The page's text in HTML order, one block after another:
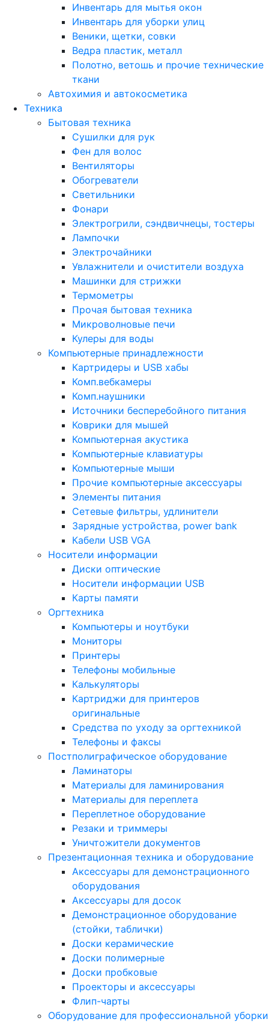
Инвентарь для мытья окон
Инвентарь для уборки улиц
Веники, щетки, совки
Ведра пластик, металл
Полотно, ветошь и прочие технические
ткани
Автохимия и автокосметика
Техника
Бытовая техника
Сушилки для рук
Фен для волос
Вентиляторы
Обогреватели
Светильники
Фонари
Электрогрили, сэндвичнецы, тостеры
Лампочки
Электрочайники
Увлажнители и очистители воздуха
Машинки для стрижки
Термометры
Прочая бытовая техника
Микроволновые печи
Кулеры для воды
Компьютерные принадлежности
Картридеры и USB хабы
Комп.вебкамеры
Комп.наушники
Источники бесперебойного питания
Коврики для мышей
Компьютерная акустика
Компьютерные клавиатуры
Компьютерные мыши
Прочие компьютерные аксессуары
Элементы питания
Сетевые фильтры, удлинители
Зарядные устройства, power bank
Кабели USB VGA
Носители информации
Диски оптические
Носители информации USB
Карты памяти
Оргтехника
Компьютеры и ноутбуки
Мониторы
Принтеры
Телефоны мобильные
Калькуляторы
Картриджи для принтеров
оригинальные
Средства по уходу за оргтехникой
Телефоны и факсы
Постполиграфическое оборудование
Ламинаторы
Материалы для ламинирования
Материалы для переплета
Переплетное оборудование
Резаки и триммеры
Уничтожители документов
Презентационная техника и оборудование
Аксессуары для демонстрационного
оборудования
Аксессуары для досок
Демонстрационное оборудование
(стойки, таблички)
Доски керамические
Доски полимерные
Доски пробковые
Проекторы и аксессуары
Флип-чарты
Оборудование для профессиональной уборки